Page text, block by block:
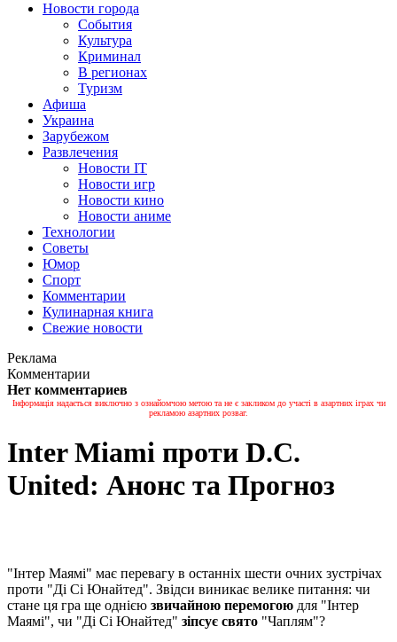
Новости города
События
Культура
Криминал
В регионах
Туризм
Афиша
Украина
Зарубежом
Развлечения
Новости IT
Новости игр
Новости кино
Новости аниме
Технологии
Советы
Юмор
Спорт
Комментарии
Кулинарная книга
Свежие новости
Реклама
Комментарии
Нет комментариев
Інформація надається виключно з ознайомчою метою та не є закликом до участі в азартних іграх чи
рекламою азартних розваг.
Inter Miami проти D.C.
United: Анонс та Прогноз
"Інтер Маямі" має перевагу в останніх шести очних зустрічах
проти "Ді Сі Юнайтед". Звідси виникає велике питання: чи
стане ця гра ще однією звичайною перемогою для "Інтер
Маямі", чи "Ді Сі Юнайтед" зіпсує свято "Чаплям"?